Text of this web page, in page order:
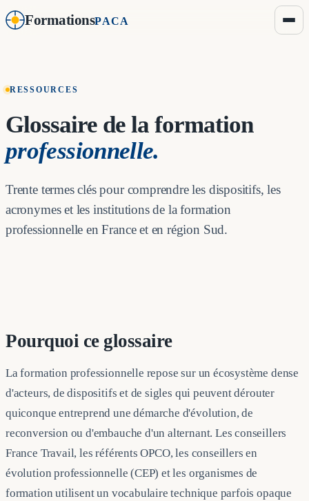
FormationsPACA
RESSOURCES
Glossaire de la formation
professionnelle.
Trente termes clés pour comprendre les dispositifs, les
acronymes et les institutions de la formation
professionnelle en France et en région Sud.
Pourquoi ce glossaire
La formation professionnelle repose sur un écosystème dense
d'acteurs, de dispositifs et de sigles qui peuvent dérouter
quiconque entreprend une démarche d'évolution, de
reconversion ou d'embauche d'un alternant. Les conseillers
France Travail, les référents OPCO, les conseillers en
évolution professionnelle (CEP) et les organismes de
formation utilisent un vocabulaire technique parfois opaque